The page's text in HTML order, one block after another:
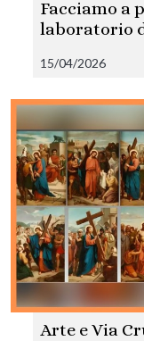
Facciamo a
laboratorio
15/04/2026
Arte e Via